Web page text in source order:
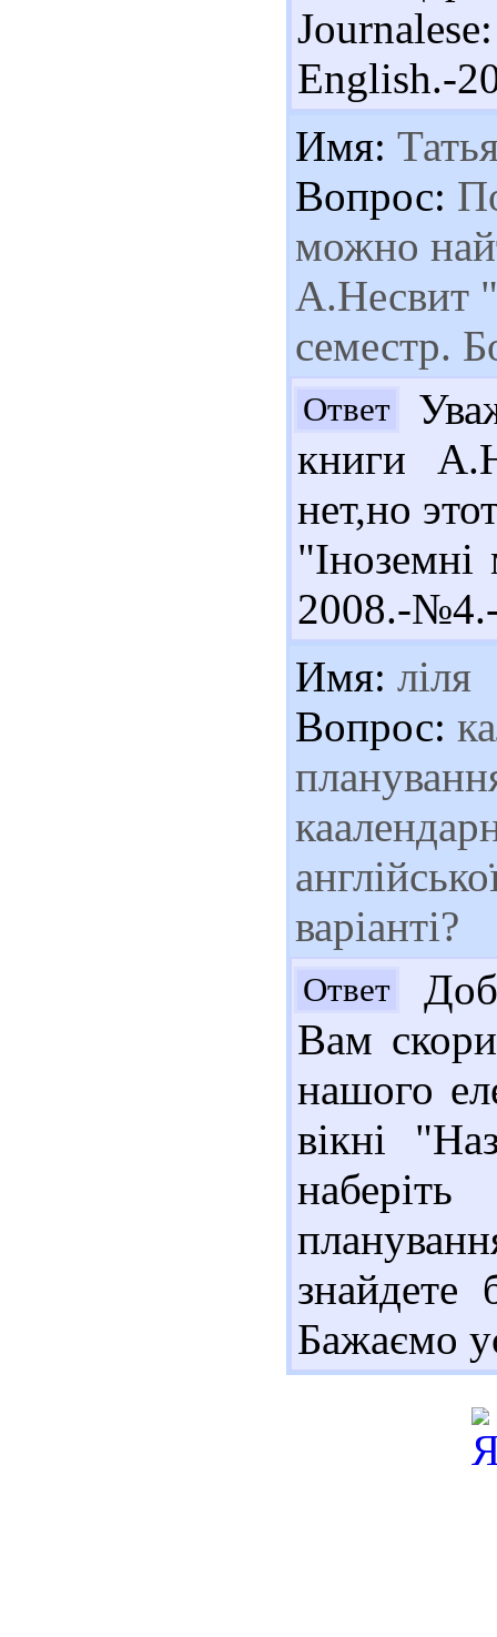
English.-
Имя:
Вопрос:
можно
А.Несвит
семестр.
Ответ
книги
нет,но
2008.-
Имя: ліля
Вопрос:
варіанті?
Ответ
Вам
нашого
вікні
знайдете
Бажаємо